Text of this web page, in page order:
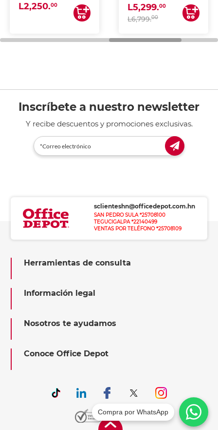
L2,250.00
ESCANEA)
L5,299.00
L6,799.00
Inscríbete a nuestro newsletter
Y recibe descuentos y promociones exclusivas.
sclienteshn@officedepot.com.hn
SAN PEDRO SULA *25708100
TEGUCIGALPA *22140499
VENTAS POR TELÉFONO *25708109
Herramientas de consulta
Información legal
Nosotros te ayudamos
Conoce Office Depot
Compra por WhatsApp